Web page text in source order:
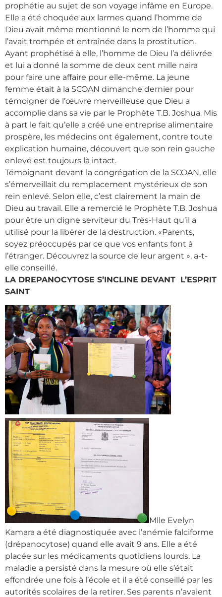
prophétie au sujet de son voyage infâme en Europe.
Elle a été choquée aux larmes quand l’homme de
Dieu avait même mentionné le nom de l’homme qui
l’avait trompée et entraînée dans la prostitution.
Ayant prophétisé à elle, l’homme de Dieu l’a délivrée
et lui a donné la somme de deux cent mille naira
pour faire une affaire pour elle-même. La jeune
femme était à la SCOAN dimanche dernier pour
témoigner de l’œuvre merveilleuse que Dieu a
accomplie dans sa vie par le Prophète T.B. Joshua. Mis
à part le fait qu’elle a créé une entreprise alimentaire
prospère, les médecins ont également, contre toute
explication humaine, découvert que son rein gauche
enlevé est toujours là intact.
Témoignant devant la congrégation de la SCOAN, elle
s’émerveillait du remplacement mystérieux de son
rein enlevé. Selon elle, c’est clairement la main de
Dieu au travail. Elle a remercié le Prophète T.B. Joshua
pour être un digne serviteur du Très-Haut qu’il a
utilisé pour la libérer de la destruction. «Parents,
soyez préoccupés par ce que vos enfants font à
l’étranger. Découvrez la source de leur argent », a-t-
elle conseillé.
LA DREPANOCYTOSE S’INCLINE DEVANT L’ESPRIT
SAINT
Mlle Evelyn
Kamara a été diagnostiquée avec l’anémie falciforme
(drépanocytose) quand elle avait 9 ans. Elle a été
placée sur les médicaments quotidiens lourds. La
maladie a persisté dans la mesure où elle s’était
effondrée une fois à l’école et il a été conseillé par les
autorités scolaires de la retirer. Ses parents n’avaient